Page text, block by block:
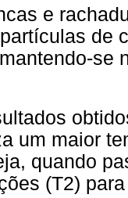
e
de
se
um maior
quando
(T2)